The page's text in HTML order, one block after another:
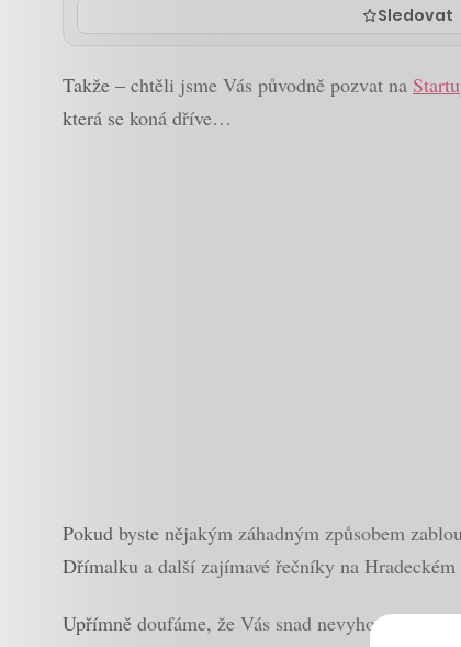
Sledovat
Takže – chtěli jsme Vás původně pozvat na
která se koná dříve…
Pokud byste nějakým záhadným způsobem
Dřímalku a další zajímavé řečníky na Hradeckém
Upřímně doufáme, že Vás snad nevyhodí,